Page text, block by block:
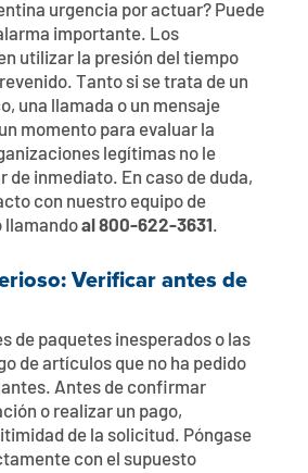
urgencia por actuar? Puede
importante. Los
utilizar la presión del tiempo
Tanto si se trata de un
una llamada o un mensaje
momento para evaluar la
legítimas no le
de inmediato. En caso de duda,
con nuestro equipo de
llamandoal 800-622-3631 .
Verificar antes de
de paquetes inesperados o las
de artículos que no ha pedido
Antes de confirmar
o realizar un pago,
de la solicitud. Póngase
con el supuesto